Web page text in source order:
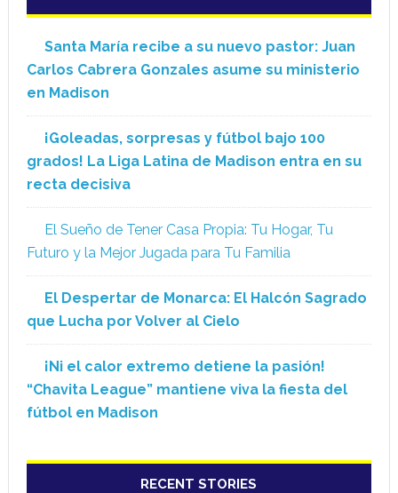
Santa María recibe a su nuevo pastor: Juan
Carlos Cabrera Gonzales asume su ministerio
en Madison
¡Goleadas, sorpresas y fútbol bajo 100
grados! La Liga Latina de Madison entra en su
recta decisiva
El Sueño de Tener Casa Propia: Tu Hogar, Tu
Futuro y la Mejor Jugada para Tu Familia
El Despertar de Monarca: El Halcón Sagrado
que Lucha por Volver al Cielo
¡Ni el calor extremo detiene la pasión!
“Chavita League” mantiene viva la fiesta del
fútbol en Madison
RECENT STORIES